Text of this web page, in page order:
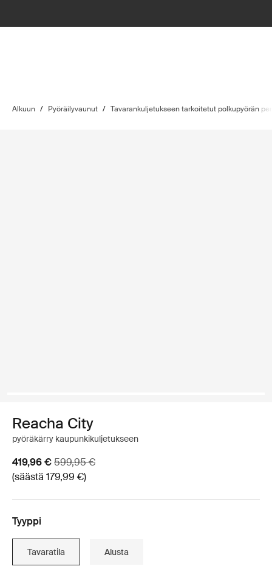
Alkuun / Pyöräilyvaunut / Tavarankuljetukseen tarkoitetut polkupyörän
Reacha City
pyöräkärry kaupunkikuljetukseen
Alennushinta
419,96 €Alkuperäinen hinta
599,95 €
(säästä 179,99 €)
Tyyppi
Tavaratila Alusta